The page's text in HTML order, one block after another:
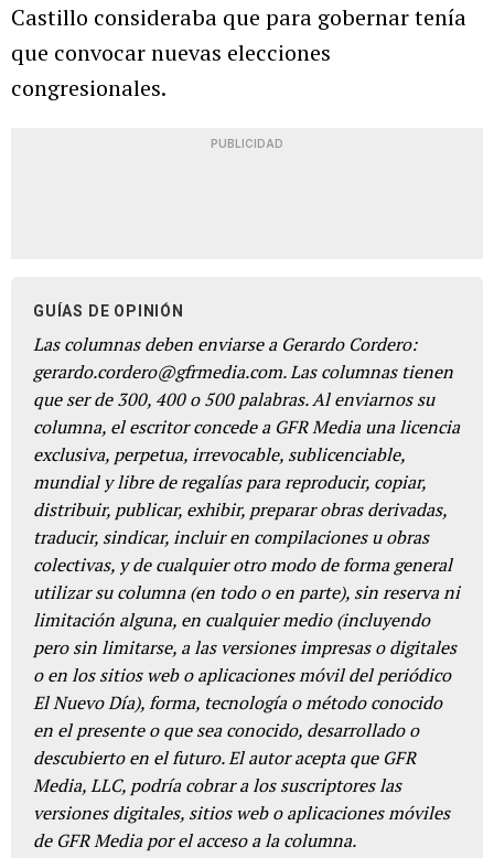
Castillo consideraba que para gobernar tenía
que convocar nuevas elecciones
congresionales.
PUBLICIDAD
GUÍAS DE OPINIÓN
Las columnas deben enviarse a Gerardo Cordero:
gerardo.cordero@gfrmedia.com. Las columnas tienen
que ser de 300, 400 o 500 palabras. Al enviarnos su
columna, el escritor concede a GFR Media una licencia
exclusiva, perpetua, irrevocable, sublicenciable,
mundial y libre de regalías para reproducir, copiar,
distribuir, publicar, exhibir, preparar obras derivadas,
traducir, sindicar, incluir en compilaciones u obras
colectivas, y de cualquier otro modo de forma general
utilizar su columna (en todo o en parte), sin reserva ni
limitación alguna, en cualquier medio (incluyendo
pero sin limitarse, a las versiones impresas o digitales
o en los sitios web o aplicaciones móvil del periódico
El Nuevo Día), forma, tecnología o método conocido
en el presente o que sea conocido, desarrollado o
descubierto en el futuro. El autor acepta que GFR
Media, LLC, podría cobrar a los suscriptores las
versiones digitales, sitios web o aplicaciones móviles
de GFR Media por el acceso a la columna.